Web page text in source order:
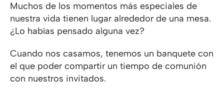
Muchos de los momentos más especiales de
nuestra vida tienen lugar alrededor de una mesa.
¿Lo habías pensado alguna vez?
Cuando nos casamos, tenemos un banquete con
el que poder compartir un tiempo de comunión
con nuestros invitados.